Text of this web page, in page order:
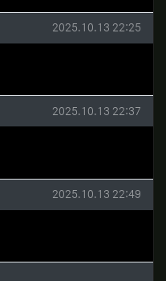
작성일
2025.10.13 22:25
작성일
2025.10.13 22:37
작성일
2025.10.13 22:49